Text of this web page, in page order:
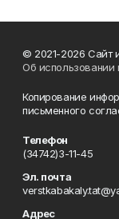
© 2021-2026 Сайт
Об использовании
Копирование
письменного
Телефон
(34742)3-11-45
Эл. почта
Адрес